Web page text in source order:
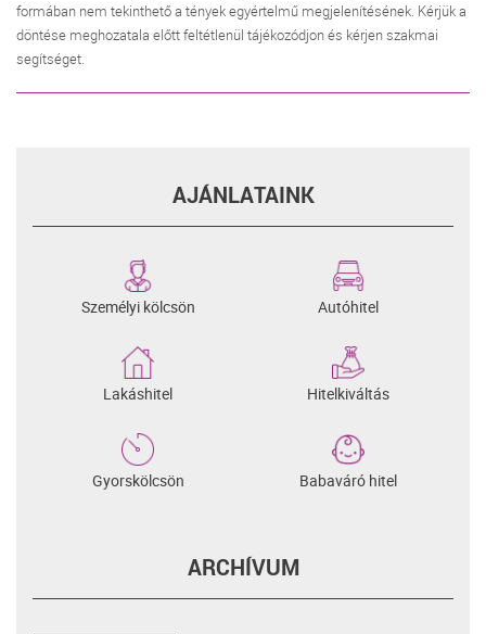
formában nem tekinthető a tények egyértelmű megjelenítésének. Kérjük a
döntése meghozatala előtt feltétlenül tájékozódjon és kérjen szakmai
segítséget.
AJÁNLATAINK
Személyi kölcsön Autóhitel
Lakáshitel Hitelkiváltás
Gyorskölcsön Babaváró hitel
ARCHÍVUM